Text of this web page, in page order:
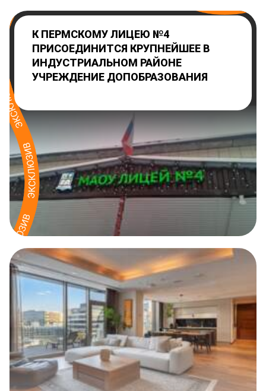
К ПЕРМСКОМУ ЛИЦЕЮ №4
ПРИСОЕДИНИТСЯ КРУПНЕЙШЕЕ В
ИНДУСТРИАЛЬНОМ РАЙОНЕ
УЧРЕЖДЕНИЕ ДОПОБРАЗОВАНИЯ